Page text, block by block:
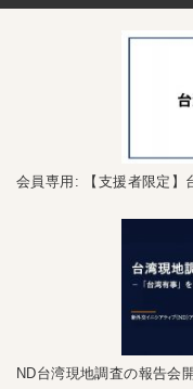
会員専用: 【支援者限定】
ND台湾現地調査の報告